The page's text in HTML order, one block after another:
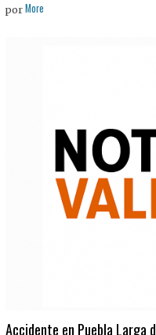
por More
Accidente en Puebla Larga